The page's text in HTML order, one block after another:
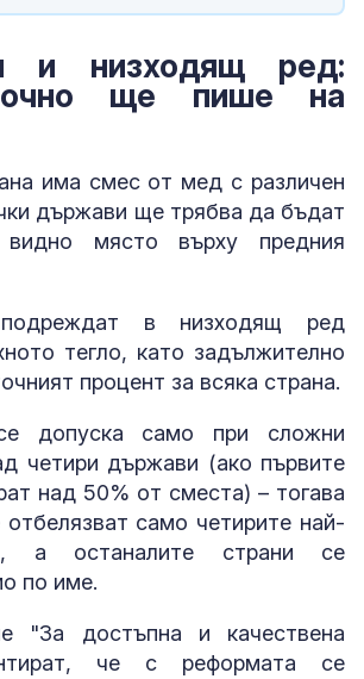
и низходящ ред:
ще пише на
има смес от мед с различен
държави ще трябва да бъдат
видно място върху предния
в низходящ ред
тегло, като задължително
процент за всяка страна.
допуска само при сложни
четири държави (ако първите
над 50% от сместа) – тогава
само четирите най-
а останалите страни се
по име.
"За достъпна и качествена
че с реформата се